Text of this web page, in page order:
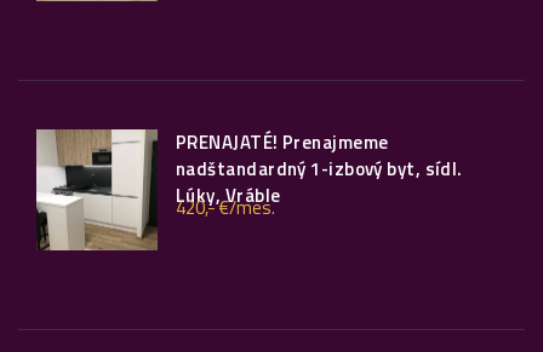
PRENAJATÉ! Prenajmeme
nadštandardný 1-izbový byt, sídl.
Lúky, Vráble
420,- €/mes.